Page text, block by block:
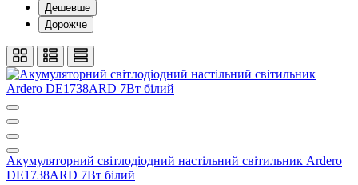
Дешевше
Дорожче
Акумуляторний світлодіодний настільний світильник Ardero
DE1738ARD 7Вт білий